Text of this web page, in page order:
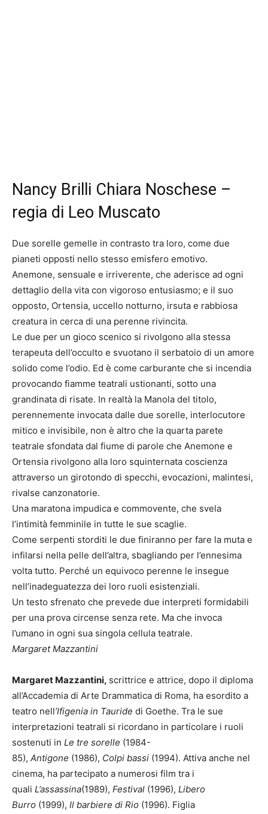
Nancy Brilli Chiara Noschese –
regia di Leo Muscato
Due sorelle gemelle in contrasto tra loro, come due
pianeti opposti nello stesso emisfero emotivo.
Anemone, sensuale e irriverente, che aderisce ad ogni
dettaglio della vita con vigoroso entusiasmo; e il suo
opposto, Ortensia, uccello notturno, irsuta e rabbiosa
creatura in cerca di una perenne rivincita.
Le due per un gioco scenico si rivolgono alla stessa
terapeuta dell’occulto e svuotano il serbatoio di un amore
solido come l’odio. Ed è come carburante che si incendia
provocando fiamme teatrali ustionanti, sotto una
grandinata di risate. In realtà la Manola del titolo,
perennemente invocata dalle due sorelle, interlocutore
mitico e invisibile, non è altro che la quarta parete
teatrale sfondata dal fiume di parole che Anemone e
Ortensia rivolgono alla loro squinternata coscienza
attraverso un girotondo di specchi, evocazioni, malintesi,
rivalse canzonatorie.
Una maratona impudica e commovente, che svela
l’intimità femminile in tutte le sue scaglie.
Come serpenti storditi le due finiranno per fare la muta e
infilarsi nella pelle dell’altra, sbagliando per l’ennesima
volta tutto. Perché un equivoco perenne le insegue
nell’inadeguatezza dei loro ruoli esistenziali.
Un testo sfrenato che prevede due interpreti formidabili
per una prova circense senza rete. Ma che invoca
l’umano in ogni sua singola cellula teatrale.
Margaret Mazzantini
Margaret Mazzantini, scrittrice e attrice, dopo il diploma
all’Accademia di Arte Drammatica di Roma, ha esordito a
teatro nell’Ifigenia in Tauride di Goethe. Tra le sue
interpretazioni teatrali si ricordano in particolare i ruoli
sostenuti in Le tre sorelle (1984-
85), Antigone (1986), Colpi bassi (1994). Attiva anche nel
cinema, ha partecipato a numerosi film tra i
quali L’assassina(1989), Festival (1996), Libero
Burro (1999), Il barbiere di Rio (1996). Figlia